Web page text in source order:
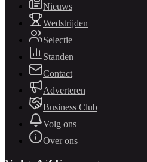
Nieuws
Wedstrijden
Selectie
Standen
Contact
Adverteren
Business Club
Volg ons
Over ons